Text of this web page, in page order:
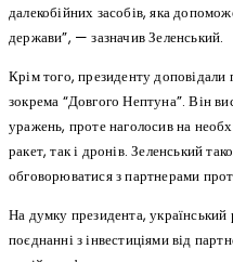
далекобійних засобів, яка
держави”, — зазначив Зеленський.
Крім того, президенту доповідали
зокрема “Довгого Нептуна”. Він
уражень, проте наголосив на
ракет, так і дронів. Зеленський
обговорюватися з партнерами
На думку президента,
поєднанні з інвестиціями від